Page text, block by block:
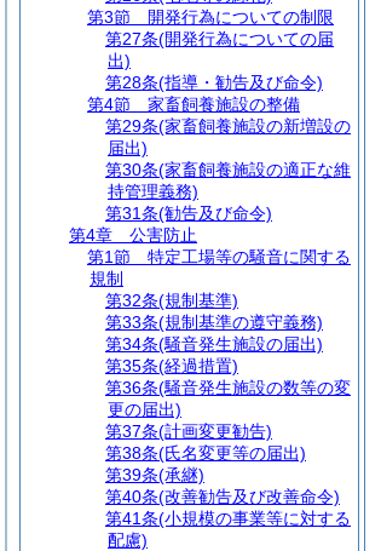
第3節
開発行為についての制限
第27条(開発行為についての届
出)
第28条(指導・勧告及び命令)
第4節
家畜飼養施設の整備
第29条(家畜飼養施設の新増設の
届出)
第30条(家畜飼養施設の適正な維
持管理義務)
第31条(勧告及び命令)
第4章
公害防止
第1節
特定工場等の騒音に関する
規制
第32条(規制基準)
第33条(規制基準の遵守義務)
第34条(騒音発生施設の届出)
第35条(経過措置)
第36条(騒音発生施設の数等の変
更の届出)
第37条(計画変更勧告)
第38条(氏名変更等の届出)
第39条(承継)
第40条(改善勧告及び改善命令)
第41条(小規模の事業等に対する
配慮)